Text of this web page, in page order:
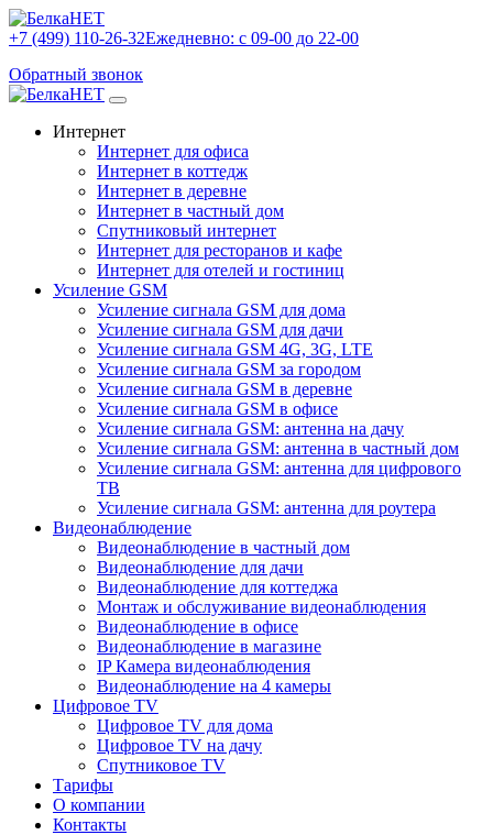
+7 (499) 110-26-32Ежедневно: с 09-00 до 22-00
Обратный звонок
Интернет
Интернет для офиса
Интернет в коттедж
Интернет в деревне
Интернет в частный дом
Спутниковый интернет
Интернет для ресторанов и кафе
Интернет для отелей и гостиниц
Усиление GSM
Усиление сигнала GSM для дома
Усиление сигнала GSM для дачи
Усиление сигнала GSM 4G, 3G, LTE
Усиление сигнала GSM за городом
Усиление сигнала GSM в деревне
Усиление сигнала GSM в офисе
Усиление сигнала GSM: антенна на дачу
Усиление сигнала GSM: антенна в частный дом
Усиление сигнала GSM: антенна для цифрового
ТВ
Усиление сигнала GSM: антенна для роутера
Видеонаблюдение
Видеонаблюдение в частный дом
Видеонаблюдение для дачи
Видеонаблюдение для коттеджа
Монтаж и обслуживание видеонаблюдения
Видеонаблюдение в офисе
Видеонаблюдение в магазине
IP Камера видеонаблюдения
Видеонаблюдение на 4 камеры
Цифровое TV
Цифровое TV для дома
Цифровое TV на дачу
Спутниковое TV
Тарифы
О компании
Контакты